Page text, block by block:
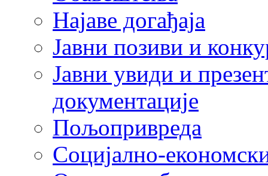
Најаве догађаја
Јавни позиви и
Јавни увиди и
документације
Пољопривреда
Социјално-